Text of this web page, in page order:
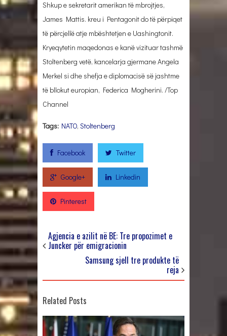
Shkup e sekretarit amerikan të mbrojtjes,
James Mattis. kreu i Pentagonit do të përpiqet
të përcjellë atje mbështetjen e Uashingtonit.
Kryeqytetin maqedonas e kanë vizituar tashmë
Stoltenberg vetë, kancelarja gjermane Angela
Merkel si dhe shefja e diplomacisë së jashtme
të bllokut europian, Federica Mogherini. /Top
Channel
Tags: NATO, Stoltenberg
Facebook Twitter
Google+ Linkedin
Pinterest
Agjencia e azilit në BE: Tre propozimet e
Juncker për emigracionin
Samsung sjell tre produkte të
reja
Related Posts